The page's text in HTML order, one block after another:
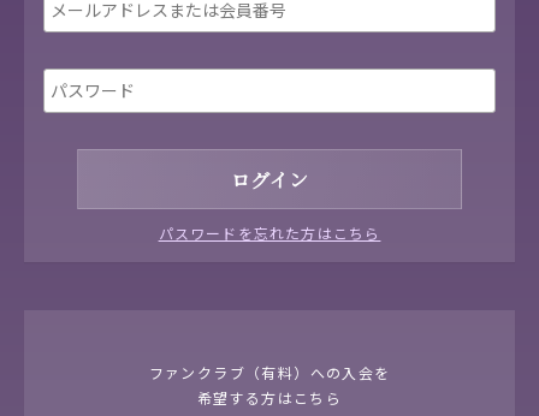
パスワードを忘れた方はこちら
ファンクラブ（有料）への入会を
希望する方はこちら